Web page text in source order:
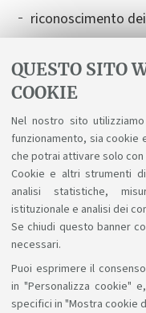
QUESTO SITO
COOKIE
Nel nostro sito
funzionamento, sia cookie
che potrai attivare solo
Cookie e altri strumenti
analisi statistiche,
istituzionale e analisi dei
Se chiudi questo banner
necessari.
Puoi esprimere il
in "Personalizza cookie"
specifici in "Mostra cookie
riconoscimento
autorizzazioni
attività formative
programmi di
Agreement)
predisposizione
degli esami di